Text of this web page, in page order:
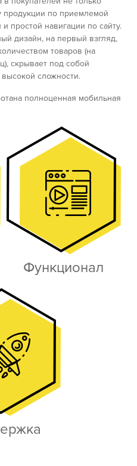
продукции по приемлемой
простой навигации по сайту.
дизайн, на первый взгляд,
товаров (на
скрывает под собой
сложности.
полноценная мобильная
Функционал